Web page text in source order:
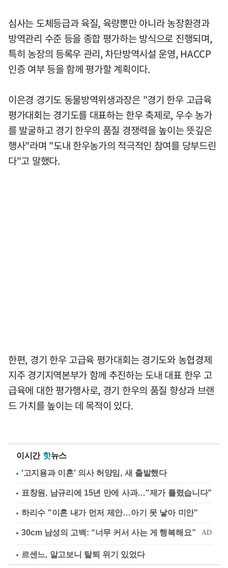
심사는 도체등급과 육질, 육량뿐만 아니라 농장환경과
방역관리 수준 등을 종합 평가하는 방식으로 진행되며,
특히 농장의 등록우 관리, 차단방역시설 운영, HACCP
인증 여부 등을 함께 평가할 계획이다.
이은경 경기도 동물방역위생과장은 "경기 한우 고급육
평가대회는 경기도를 대표하는 한우 축제로, 우수 농가
를 발굴하고 경기 한우의 품질 경쟁력을 높이는 뜻깊은
행사"라며 "도내 한우농가의 적극적인 참여를 당부드린
다"고 말했다.
한편, 경기 한우 고급육 평가대회는 경기도와 농협경제
지주 경기지역본부가 함께 추진하는 도내 대표 한우 고
급육에 대한 평가행사로, 경기 한우의 품질 향상과 브랜
드 가치를 높이는 데 목적이 있다.
이시간 핫뉴스
'고지용과 이혼' 의사 허양임, 새 출발했다
표창원, 남규리에 15년 만에 사과…"제가 틀렸습니다"
하리수 "이혼 내가 먼저 제안…아기 못 낳아 미안"
르센느, 알고보니 탈퇴 위기 있었다